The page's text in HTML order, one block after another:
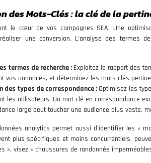
des Mots-Clés : la clé de la
le cœur de vos campagnes SEA. Une
une conversion. L’analyse des termes
termes de recherche : Exploitez le rapport des
vos annonces, et déterminez les mots clés
des types de correspondance : Optimisez les
les utilisateurs. Un mot-clé en correspondance
large peut toucher une audience plus vaste,
analytics permet aussi d’identifier les «
plus spécifiques et moins concurrentiels,
», visez « chaussures de randonnée